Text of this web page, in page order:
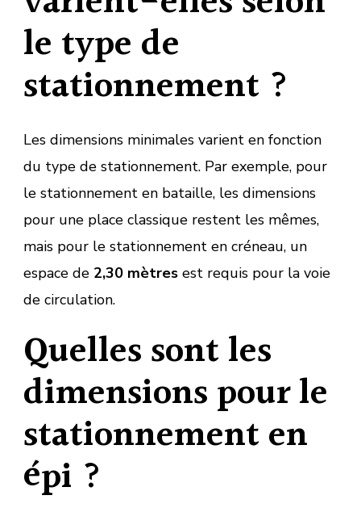
le type de
stationnement ?
Les dimensions minimales varient en fonction
du type de stationnement. Par exemple, pour
le stationnement en bataille, les dimensions
pour une place classique restent les mêmes,
mais pour le stationnement en créneau, un
espace de 2,30 mètres est requis pour la voie
de circulation.
Quelles sont les
dimensions pour le
stationnement en
épi ?